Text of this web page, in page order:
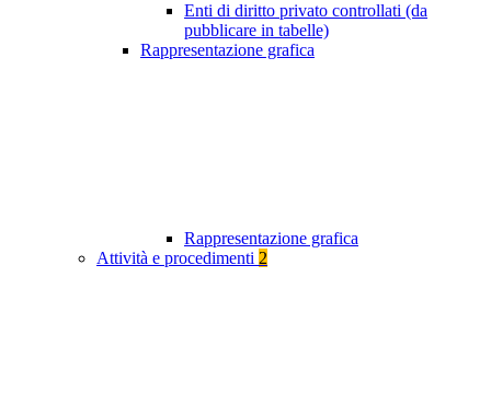
Enti di diritto privato controllati (da
pubblicare in tabelle)
Rappresentazione grafica
Rappresentazione grafica
Attività e procedimenti 2